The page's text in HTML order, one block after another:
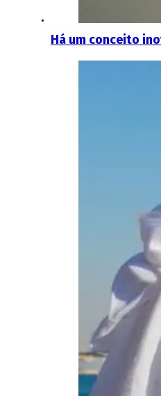
Há um conceito